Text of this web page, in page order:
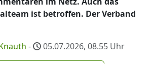
ist betroffen. Der Verband
- 05.07.2026, 08.55 Uhr